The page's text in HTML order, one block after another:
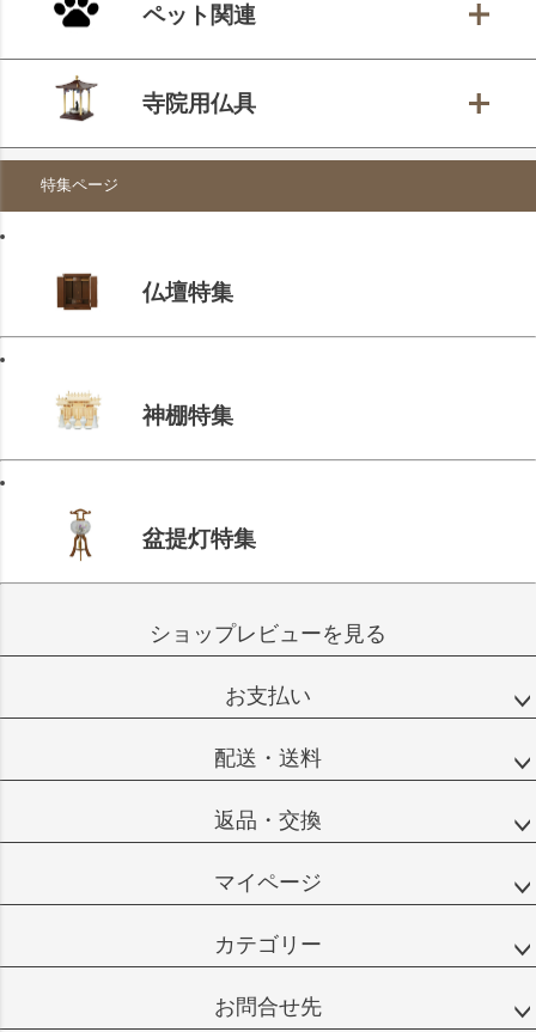
ペット関連
寺院用仏具
特集ページ
仏壇特集
神棚特集
盆提灯特集
ショップレビューを見る
お支払い
配送・送料
返品・交換
マイページ
カテゴリー
お問合せ先